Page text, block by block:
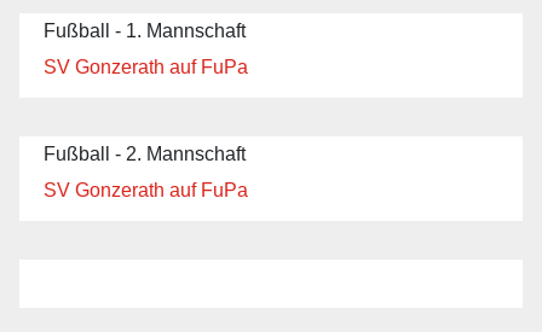
Fußball - 1. Mannschaft
SV Gonzerath auf FuPa
Fußball - 2. Mannschaft
SV Gonzerath auf FuPa